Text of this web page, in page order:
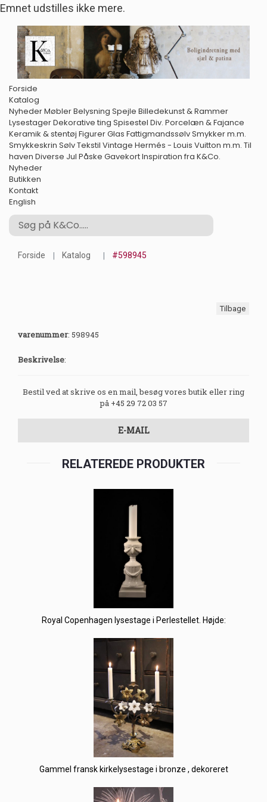
Emnet udstilles ikke mere.
Forside
Katalog
NyhederMøblerBelysning Spejle Billedekunst & Rammer
LysestagerDekorative ting Spisestel Div. Porcelæn & Fajance
Keramik & stentøj FigurerGlas FattigmandssølvSmykker m.m.
Smykkeskrin SølvTekstil Vintage Hermés - Louis Vuitton m.m. Til
haven Diverse Jul Påske GavekortInspiration fra K&Co.
Nyheder
Butikken
Kontakt
English
Forside Katalog #598945
Tilbage
varenummer: 598945
Beskrivelse:
Bestil ved at skrive os en mail, besøg vores butik eller ring
på +45 29 72 03 57
E-MAIL
RELATEREDE PRODUKTER
Royal Copenhagen lysestage i Perlestellet. Højde:
Gammel fransk kirkelysestage i bronze , dekoreret